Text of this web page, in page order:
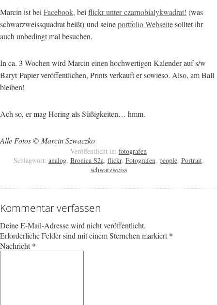
Marcin ist bei Facebook, bei flickr unter czarnobialykwadrat! (was
schwarzweissquadrat heißt) und seineportfolio Webseitesolltet ihr
auch unbedingt mal besuchen.
In ca. 3 Wochen wird Marcin einen hochwertigen Kalender auf s/w
Baryt Papier veröffentlichen, Prints verkauft er sowieso. Also, am Ball
bleiben!
Ach so, er mag Hering als Süßigkeiten… hmm.
Alle Fotos © Marcin Szwaczko
Veröffentlicht in: fotografen
Schlagwort: analog, Bronica S2a, flickr, Fotografen, people, Portrait,
schwarzweiss
Kommentar verfassen
Deine E-Mail-Adresse wird nicht veröffentlicht.
Erforderliche Felder sind mit einem Sternchen markiert*
Nachricht*